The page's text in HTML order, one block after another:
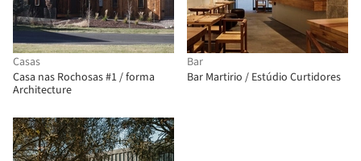
Casas
Casa nas Rochosas #1 / forma
Architecture
Bar
Bar Martirio / Estúdio Curtidores